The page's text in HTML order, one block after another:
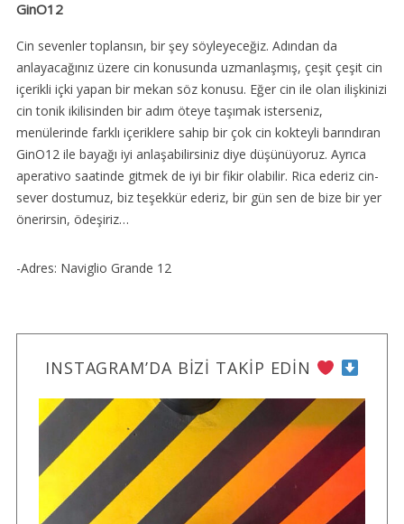
GinO12
Cin sevenler toplansın, bir şey söyleyeceğiz. Adından da
anlayacağınız üzere cin konusunda uzmanlaşmış, çeşit çeşit cin
içerikli içki yapan bir mekan söz konusu. Eğer cin ile olan ilişkinizi
cin tonik ikilisinden bir adım öteye taşımak isterseniz,
menülerinde farklı içeriklere sahip bir çok cin kokteyli barındıran
GinO12 ile bayağı iyi anlaşabilirsiniz diye düşünüyoruz. Ayrıca
aperativo saatinde gitmek de iyi bir fikir olabilir. Rica ederiz cin-
sever dostumuz, biz teşekkür ederiz, bir gün sen de bize bir yer
önerirsin, ödeşiriz…
-Adres: Naviglio Grande 12
INSTAGRAM’DA BIZI TAKIP EDIN